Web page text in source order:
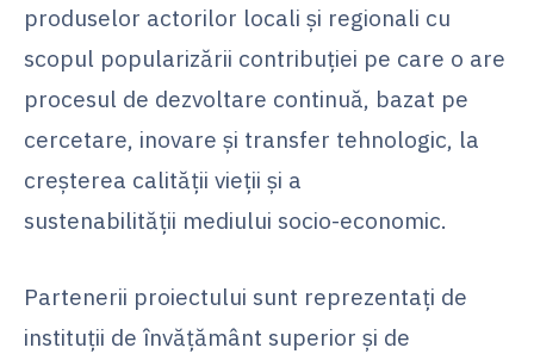
produselor actorilor locali și regionali cu
scopul popularizării contribuției pe care o are
procesul de dezvoltare continuă, bazat pe
cercetare, inovare și transfer tehnologic, la
creșterea calității vieții și a
sustenabilității mediului socio-economic.
Partenerii proiectului sunt reprezentați de
instituții de învățământ superior și de